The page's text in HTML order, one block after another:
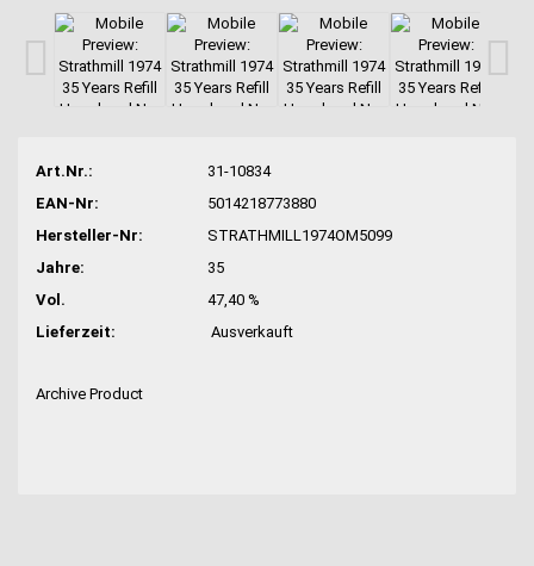
Art.Nr.:
31-10834
EAN-Nr:
5014218773880
Hersteller-Nr:
STRATHMILL1974OM5099
Jahre:
35
Vol.
47,40 %
Lieferzeit:
Ausverkauft
Archive Product